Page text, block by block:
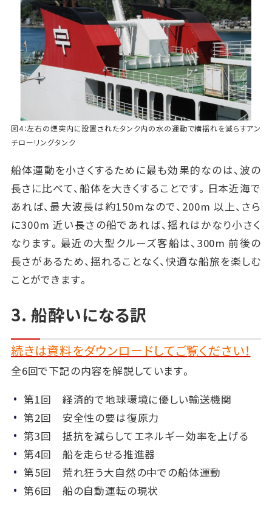
図4：左右の煙突内に設置されたタンク内の水の運動で横揺れを減らすアン
チローリングタンク
船体運動を小さくするために最も効果的なのは、波の
長さに比べて、船体を大きくすることです。日本近海で
あれば、最大波長は約150mなので、200m 以上、さら
に300m 近い長さの船であれば、揺れはかなり小さく
なります。最近の大型クルーズ客船は、300m 前後の
長さがあるため、揺れることなく、快適な船旅を楽しむ
ことができます。
3. 船酔いになる訳
続きは資料をダウンロードしてご覧ください！
全6回で下記の内容を解説しています。
第1回 経済的で地球環境に優しい輸送機関
第2回 安全性の要は復原力
第3回 抵抗を減らしてエネルギー効率を上げる
第4回 船を走らせる推進器
第5回 荒れ狂う大自然の中での船体運動
第6回 船の自動運転の現状